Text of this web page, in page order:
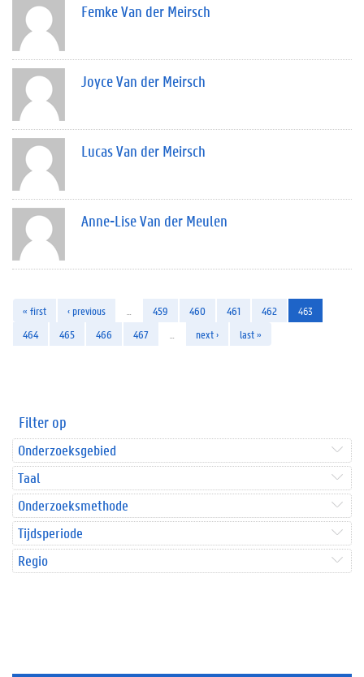
Femke Van der Meirsch
Joyce Van der Meirsch
Lucas Van der Meirsch
Anne-Lise Van der Meulen
« first ‹ previous 459 460 461 462
463
464
465 466 467 next › last »
Filter op
Onderzoeksgebied
Taal
Onderzoeksmethode
Tijdsperiode
Regio